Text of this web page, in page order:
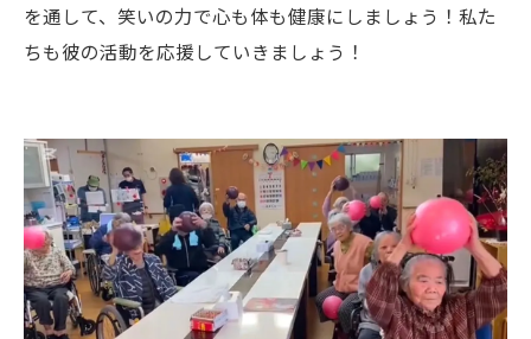
を通して、笑いの力で心も体も健康にしましょう！私た
ちも彼の活動を応援していきましょう！